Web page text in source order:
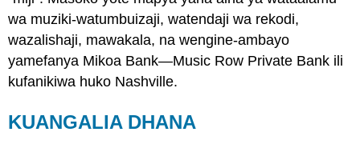
wa muziki-watumbuizaji, watendaji wa rekodi,
wazalishaji, mawakala, na wengine-ambayo
yamefanya Mikoa Bank—Music Row Private Bank ili
kufanikiwa huko Nashville.
KUANGALIA DHANA